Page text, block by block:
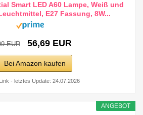
Smart LED A60 Lampe, Weiß und
E27 Fassung, 8W...
EUR 56,69 EUR
Bei Amazon kaufen
- letztes Update: 24.07.2026
ANGEBOT